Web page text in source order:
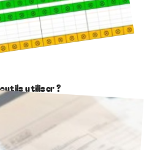
utiliser ?